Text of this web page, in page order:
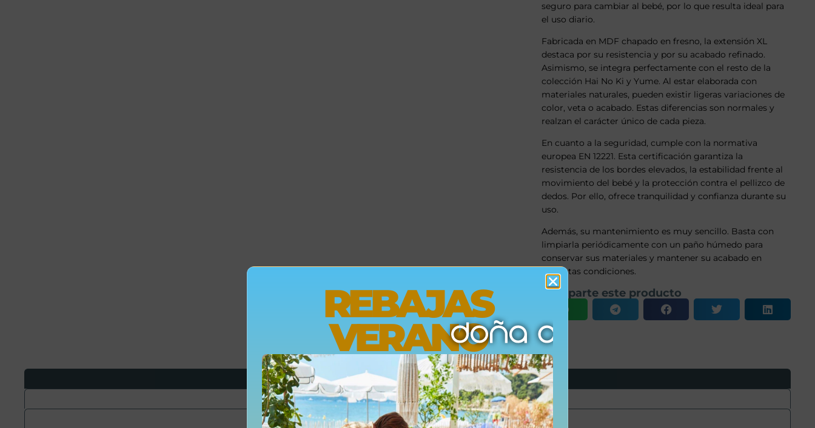
seguro para cambiar al bebé, por lo que resulta ideal para
el uso diario.
Fabricada en MDF chapado en fresno, la extensión XL
destaca por su resistencia y por su acabado refinado.
Asimismo, se integra perfectamente con el resto de la
colección Hai No Ki y Yume. Al estar elaborada con
materiales naturales, pueden existir ligeras variaciones de
color, veta o acabado. Estas diferencias son normales y
realzan el carácter único de cada pieza.
En cuanto a la seguridad, cumple con la normativa
europea EN 12221. Esta certificación garantiza la
resistencia de los bordes elevados, la estabilidad frente al
movimiento del bebé y la protección contra el pellizco de
dedos. Por ello, ofrece tranquilidad y confianza durante su
uso.
Además, su mantenimiento es muy sencillo. Basta con
limpiarla periódicamente con un paño húmedo para
conservar sus materiales y mantener su acabado en
perfectas condiciones.
Comparte este producto
Opiniones
Envíos
Devoluciones
REBAJAS
VERANO